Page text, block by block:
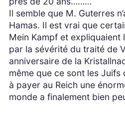
Il semble que M. Guterres
Hamas. Il est vrai que
Mein Kampf et expliquaient
par la sévérité du traité de
anniversaire de la
même que ce sont les
à payer au Reich une
monde a finalement bien